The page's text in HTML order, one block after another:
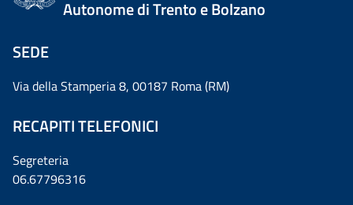
Autonome di Trento e Bolzano
SEDE
Via della Stamperia 8, 00187 Roma (RM)
RECAPITI TELEFONICI
Segreteria
06.67796316